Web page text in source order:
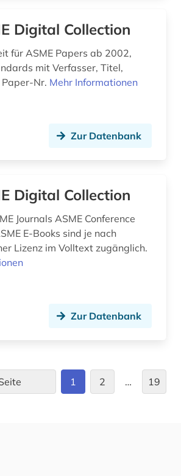
(1)
(1)
geschichte 1800-1900 (1)
geschichte 1912-1923 (1)
geschichte der naturwissenschaften (1)
geschmacksmusterrecherche (2)
geschmacksmusterrecht (2)
Digital Collection
für ASME Papers ab 2002,
mit Verfasser, Titel,
Nr. Mehr Informationen
Zur Datenbank
Digital Collection
sind je nach
Lizenz im Volltext zugänglich.
Zur Datenbank
1 2 … 19